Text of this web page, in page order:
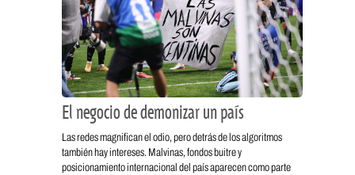
El negocio de demonizar un país
Las redes magnifican el odio, pero detrás de los algoritmos
también hay intereses. Malvinas, fondos buitre y
posicionamiento internacional del país aparecen como parte